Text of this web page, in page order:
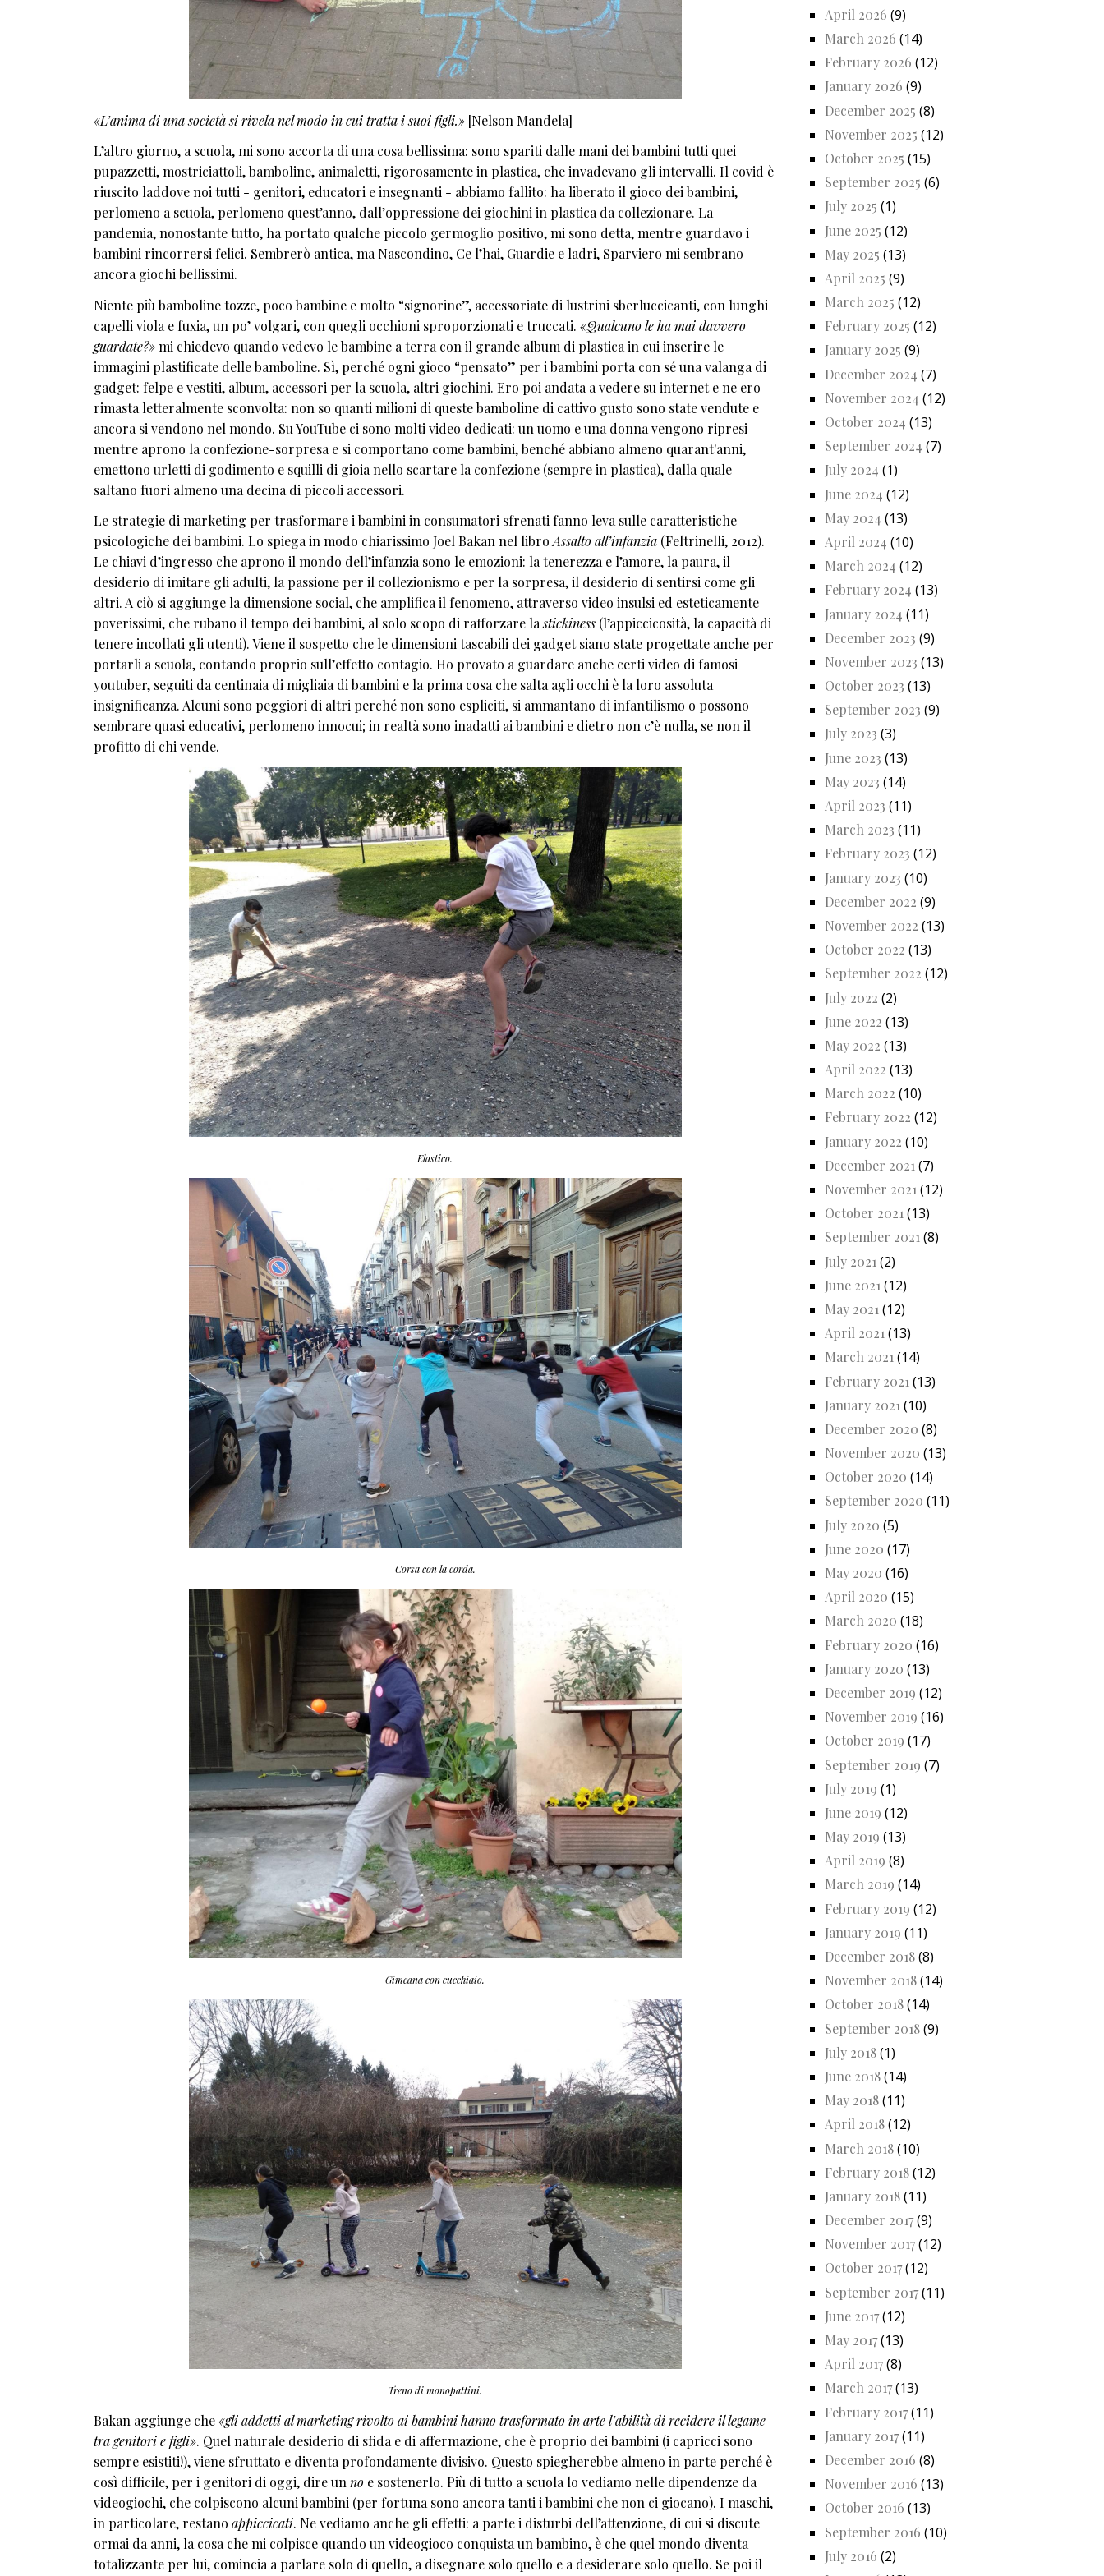
«L’anima di una società si rivela nel modo in cui tratta i suoi figli.» [Nelson Mandela]
L’altro giorno, a scuola, mi sono accorta di una cosa bellissima: sono spariti dalle mani dei bambini tutti quei
pupazzetti, mostriciattoli, bamboline, animaletti, rigorosamente in plastica, che invadevano gli intervalli. Il covid è
riuscito laddove noi tutti - genitori, educatori e insegnanti - abbiamo fallito: ha liberato il gioco dei bambini,
perlomeno a scuola, perlomeno quest’anno, dall’oppressione dei giochini in plastica da collezionare. La
pandemia, nonostante tutto, ha portato qualche piccolo germoglio positivo, mi sono detta, mentre guardavo i
bambini rincorrersi felici. Sembrerò antica, ma Nascondino, Ce l’hai, Guardie e ladri, Sparviero mi sembrano
ancora giochi bellissimi.
Niente più bamboline tozze, poco bambine e molto “signorine”, accessoriate di lustrini sberluccicanti, con lunghi
capelli viola e fuxia, un po’ volgari, con quegli occhioni sproporzionati e truccati. «Qualcuno le ha mai davvero
guardate?»mi chiedevo quando vedevo le bambine a terra con il grande album di plastica in cui inserire le
immagini plastificate delle bamboline. Sì, perché ogni gioco “pensato” per i bambini porta con sé una valanga di
gadget: felpe e vestiti, album, accessori per la scuola, altri giochini. Ero poi andata a vedere su internet e ne ero
rimasta letteralmente sconvolta: non so quanti milioni di queste bamboline di cattivo gusto sono state vendute e
ancora si vendono nel mondo. Su YouTube ci sono molti video dedicati: un uomo e una donna vengono ripresi
mentre aprono la confezione-sorpresa e si comportano come bambini, benché abbiano almeno quarant'anni,
emettono urletti di godimento e squilli di gioia nello scartare la confezione (sempre in plastica), dalla quale
saltano fuori almeno una decina di piccoli accessori.
Le strategie di marketing per trasformare i bambini in consumatori sfrenati fanno leva sulle caratteristiche
psicologiche dei bambini. Lo spiega in modo chiarissimo Joel Bakan nel libro Assalto all’infanzia (Feltrinelli, 2012).
Le chiavi d’ingresso che aprono il mondo dell’infanzia sono le emozioni: la tenerezza e l’amore, la paura, il
desiderio di imitare gli adulti, la passione per il collezionismo e per la sorpresa, il desiderio di sentirsi come gli
altri. A ciò si aggiunge la dimensione social, che amplifica il fenomeno, attraverso video insulsi ed esteticamente
poverissimi, che rubano il tempo dei bambini, al solo scopo di rafforzare lastickiness (l’appiccicosità, la capacità di
tenere incollati gli utenti). Viene il sospetto che le dimensioni tascabili dei gadget siano state progettate anche per
portarli a scuola, contando proprio sull’effetto contagio. Ho provato a guardare anche certi video di famosi
youtuber, seguiti da centinaia di migliaia di bambini e la prima cosa che salta agli occhi è la loro assoluta
insignificanza. Alcuni sono peggiori di altri perché non sono espliciti, si ammantano di infantilismo o possono
sembrare quasi educativi, perlomeno innocui; in realtà sono inadatti ai bambini e dietro non c’è nulla, se non il
profitto di chi vende.
Elastico.
Corsa con la corda.
Gimcana con cucchiaio.
Treno di monopattini.
Bakan aggiunge che«gli addetti al marketing rivolto ai bambini hanno trasformato in arte l’abilità di recidere il legame
tra genitori e figli». Quel naturale desiderio di sfida e di affermazione, che è proprio dei bambini (i capricci sono
sempre esistiti!), viene sfruttato e diventa profondamente divisivo. Questo spiegherebbe almeno in parte perché è
così difficile, per i genitori di oggi, dire un no e sostenerlo. Più di tutto a scuola lo vediamo nelle dipendenze da
videogiochi, che colpiscono alcuni bambini (per fortuna sono ancora tanti i bambini che non ci giocano). I maschi,
in particolare, restano appiccicati. Ne vediamo anche gli effetti: a parte i disturbi dell’attenzione, di cui si discute
ormai da anni, la cosa che mi colpisce quando un videogioco conquista un bambino, è che quel mondo diventa
totalizzante per lui, comincia a parlare solo di quello, a disegnare solo quello e a desiderare solo quello. Se poi il
April 2026 (9)
March 2026 (14)
February 2026 (12)
January 2026 (9)
December 2025 (8)
November 2025 (12)
October 2025 (15)
September 2025 (6)
July 2025 (1)
June 2025 (12)
May 2025 (13)
April 2025 (9)
March 2025 (12)
February 2025 (12)
January 2025 (9)
December 2024 (7)
November 2024 (12)
October 2024 (13)
September 2024 (7)
July 2024 (1)
June 2024 (12)
May 2024 (13)
April 2024 (10)
March 2024 (12)
February 2024 (13)
January 2024 (11)
December 2023 (9)
November 2023 (13)
October 2023 (13)
September 2023 (9)
July 2023 (3)
June 2023 (13)
May 2023 (14)
April 2023 (11)
March 2023 (11)
February 2023 (12)
January 2023 (10)
December 2022 (9)
November 2022 (13)
October 2022 (13)
September 2022 (12)
July 2022 (2)
June 2022 (13)
May 2022 (13)
April 2022 (13)
March 2022 (10)
February 2022 (12)
January 2022 (10)
December 2021 (7)
November 2021 (12)
October 2021(13)
September 2021(8)
July 2021 (2)
June 2021 (12)
May 2021 (12)
April 2021 (13)
March 2021(14)
February 2021 (13)
January 2021 (10)
December 2020 (8)
November 2020 (13)
October 2020 (14)
September 2020 (11)
July 2020 (5)
June 2020 (17)
May 2020 (16)
April 2020 (15)
March 2020 (18)
February 2020 (16)
January 2020 (13)
December 2019 (12)
November 2019 (16)
October 2019 (17)
September 2019 (7)
July 2019 (1)
June 2019 (12)
May 2019 (13)
April 2019 (8)
March 2019 (14)
February 2019 (12)
January 2019 (11)
December 2018(8)
November 2018(14)
October 2018(14)
September 2018(9)
July 2018(1)
June 2018(14)
May 2018(11)
April 2018(12)
March 2018(10)
February 2018(12)
January 2018(11)
December 2017(9)
November 2017(12)
October 2017(12)
September 2017(11)
June 2017(12)
May 2017(13)
April 2017(8)
March 2017(13)
February 2017(11)
January 2017(11)
December 2016 (8)
November 2016 (13)
October 2016 (13)
September 2016 (10)
July 2016 (2)